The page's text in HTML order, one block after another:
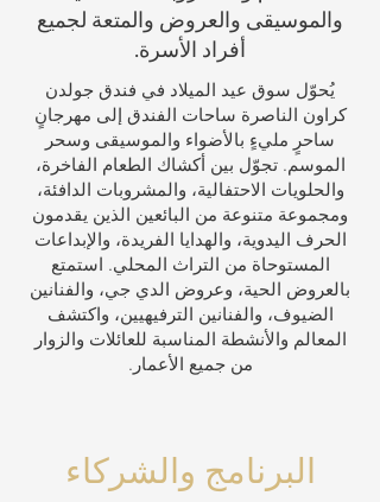
والموسيقى والعروض والمتعة لجميع
أفراد الأسرة.
يُحوّل سوق عيد الميلاد في فندق جولدن
كراون الناصرة ساحات الفندق إلى مهرجانٍ
ساحرٍ مليءٍ بالأضواء والموسيقى وسحر
الموسم. تجوّل بين أكشاك الطعام الفاخرة،
والحلويات الاحتفالية، والمشروبات الدافئة،
ومجموعة متنوعة من البائعين الذين يقدمون
الحرف اليدوية، والهدايا الفريدة، والإبداعات
المستوحاة من التراث المحلي. استمتع
بالعروض الحية، وعروض الدي جي، والفنانين
الضيوف، والفنانين الترفيهيين، واكتشف
المعالم والأنشطة المناسبة للعائلات والزوار
من جميع الأعمار.
البرنامج والشركاء